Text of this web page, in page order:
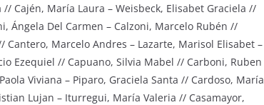
Cajén, María Laura – Weisbeck, Elisabet Graciela //
Ángela Del Carmen – Calzoni, Marcelo Rubén //
Marcelo Andres – Lazarte, Marisol Elisabet –
Ezequiel // Capuano, Silvia Mabel // Carboni, Ruben
Viviana – Piparo, Graciela Santa // Cardoso, María
Lujan – Iturregui, María Valeria // Casamayor,